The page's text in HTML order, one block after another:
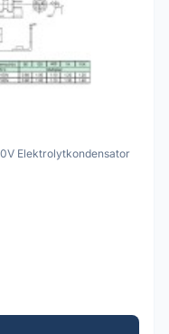
Elektrolytkondensator